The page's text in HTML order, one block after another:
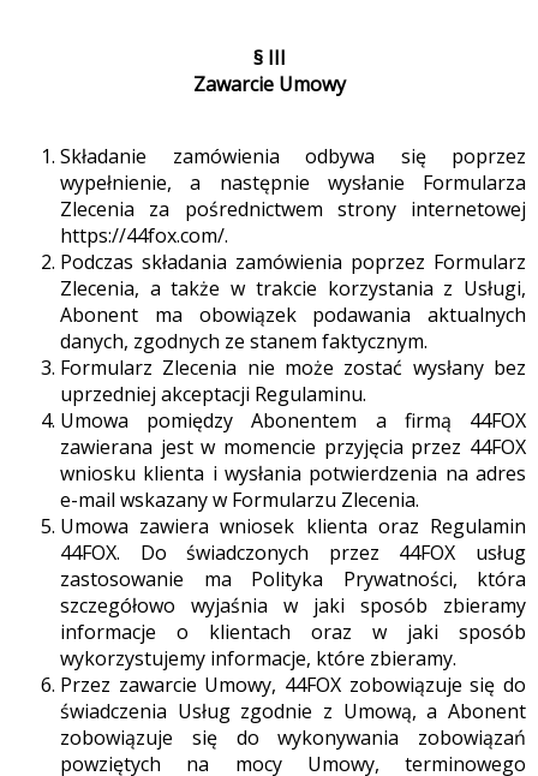
§ III
Zawarcie Umowy
Składanie zamówienia odbywa się poprzez
wypełnienie, a następnie wysłanie Formularza
Zlecenia za pośrednictwem strony internetowej
https://44fox.com/.
Podczas składania zamówienia poprzez Formularz
Zlecenia, a także w trakcie korzystania z Usługi,
Abonent ma obowiązek podawania aktualnych
danych, zgodnych ze stanem faktycznym.
Formularz Zlecenia nie może zostać wysłany bez
uprzedniej akceptacji Regulaminu.
Umowa pomiędzy Abonentem a firmą 44FOX
zawierana jest w momencie przyjęcia przez 44FOX
wniosku klienta i wysłania potwierdzenia na adres
e-mail wskazany w Formularzu Zlecenia.
Umowa zawiera wniosek klienta oraz Regulamin
44FOX. Do świadczonych przez 44FOX usług
zastosowanie ma Polityka Prywatności, która
szczegółowo wyjaśnia w jaki sposób zbieramy
informacje o klientach oraz w jaki sposób
wykorzystujemy informacje, które zbieramy.
Przez zawarcie Umowy, 44FOX zobowiązuje się do
świadczenia Usług zgodnie z Umową, a Abonent
zobowiązuje się do wykonywania zobowiązań
powziętych na mocy Umowy, terminowego